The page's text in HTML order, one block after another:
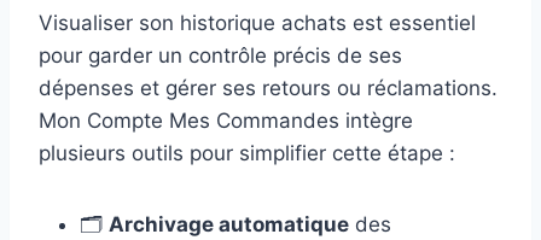
Visualiser son historique achats est essentiel
pour garder un contrôle précis de ses
dépenses et gérer ses retours ou réclamations.
Mon Compte Mes Commandes intègre
plusieurs outils pour simplifier cette étape :
🗂 Archivage automatique des